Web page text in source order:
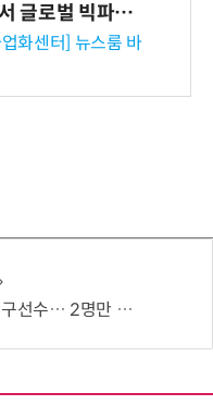
글로벌 빅파마
스 미팅 지원…K
진출 교두보 확
화센터] 뉴스룸 바
만 호주 시민권 취득